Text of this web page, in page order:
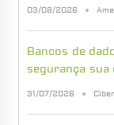
03/08/2026
Bancos de
segurança sua
31/07/2026